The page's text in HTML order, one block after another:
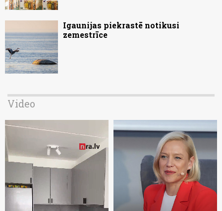
Igaunijas piekrastē notikusi
zemestrīce
Video